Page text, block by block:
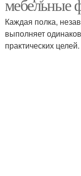
мебельные
Каждая полка,
выполняет
практических целей.